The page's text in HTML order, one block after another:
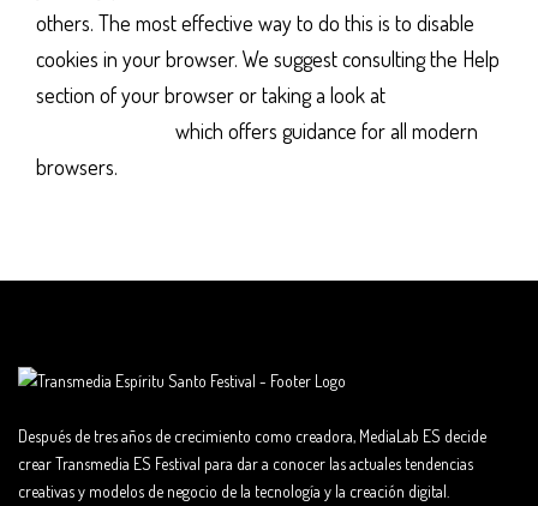
others. The most effective way to do this is to disable
cookies in your browser. We suggest consulting the Help
section of your browser or taking a look at
which offers guidance for all modern
browsers.
Después de tres años de crecimiento como creadora, MediaLab ES decide
crear Transmedia ES Festival para dar a conocer las actuales tendencias
creativas y modelos de negocio de la tecnología y la creación digital.